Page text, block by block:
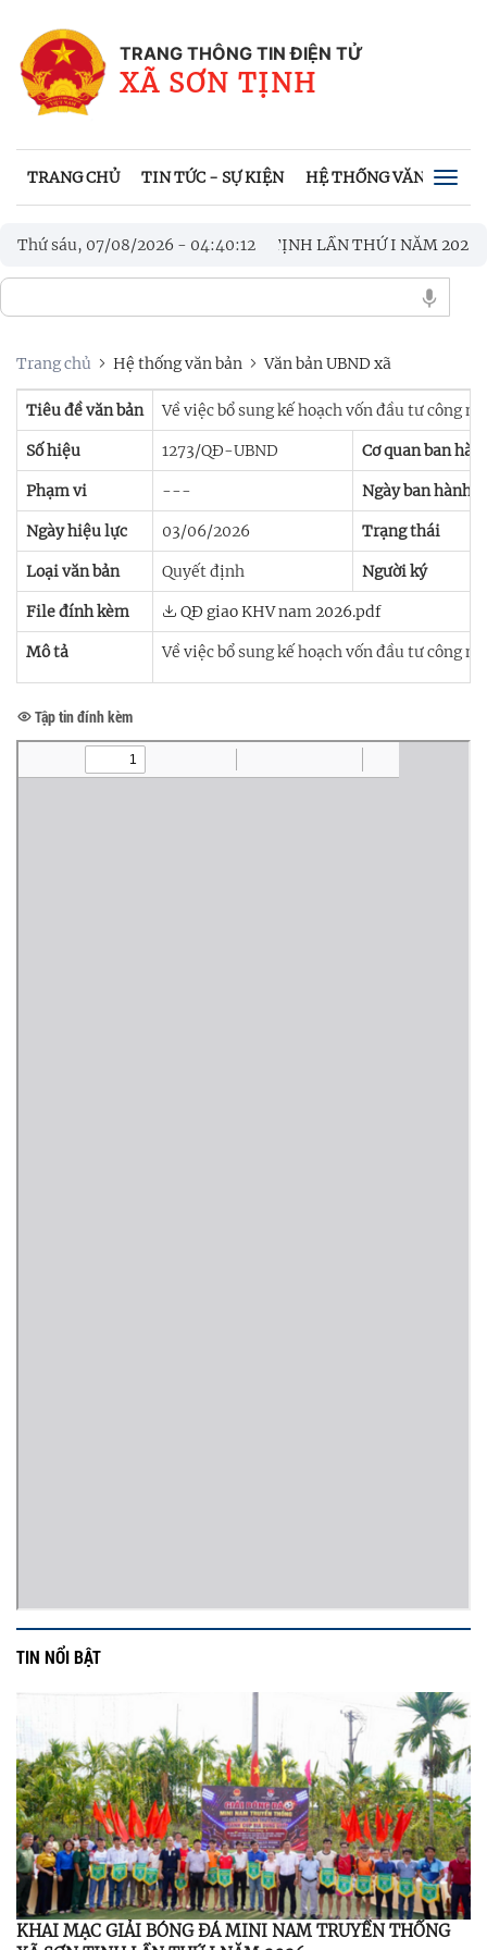
TRANG THÔNG TIN ĐIỆN TỬ
XÃ SƠN TỊNH
TRANG CHỦ TIN TỨC - SỰ KIỆN HỆ THỐNG VĂN BẢN
Thứ sáu, 07/08/2026 - 04:40:13
TRUYỀN THỐNG XÃ SƠN TỊNH LẦN THỨ I NĂM 2026
VẸN NGHĨA TÌNH TRI ÂN CÁC GIA ĐÌNH CHÍNH SÁCH
Trang chủ Hệ thống văn bản Văn bản UBND xã
Tiêu đề văn bản Về việc bổ sung kế hoạch vốn đầu tư công
Số hiệu 1273/QĐ-UBND Cơ quan ban
Phạm vi --- Ngày ban hành
Ngày hiệu lực 03/06/2026 Trạng thái
Loại văn bản Quyết định Người ký
File đính kèm QĐ giao KHV nam 2026.pdf
Mô tả Về việc bổ sung kế hoạch vốn đầu tư công
Tập tin đính kèm
TIN NỔI BẬT
KHAI MẠC GIẢI BÓNG ĐÁ MINI NAM TRUYỀN THỐNG